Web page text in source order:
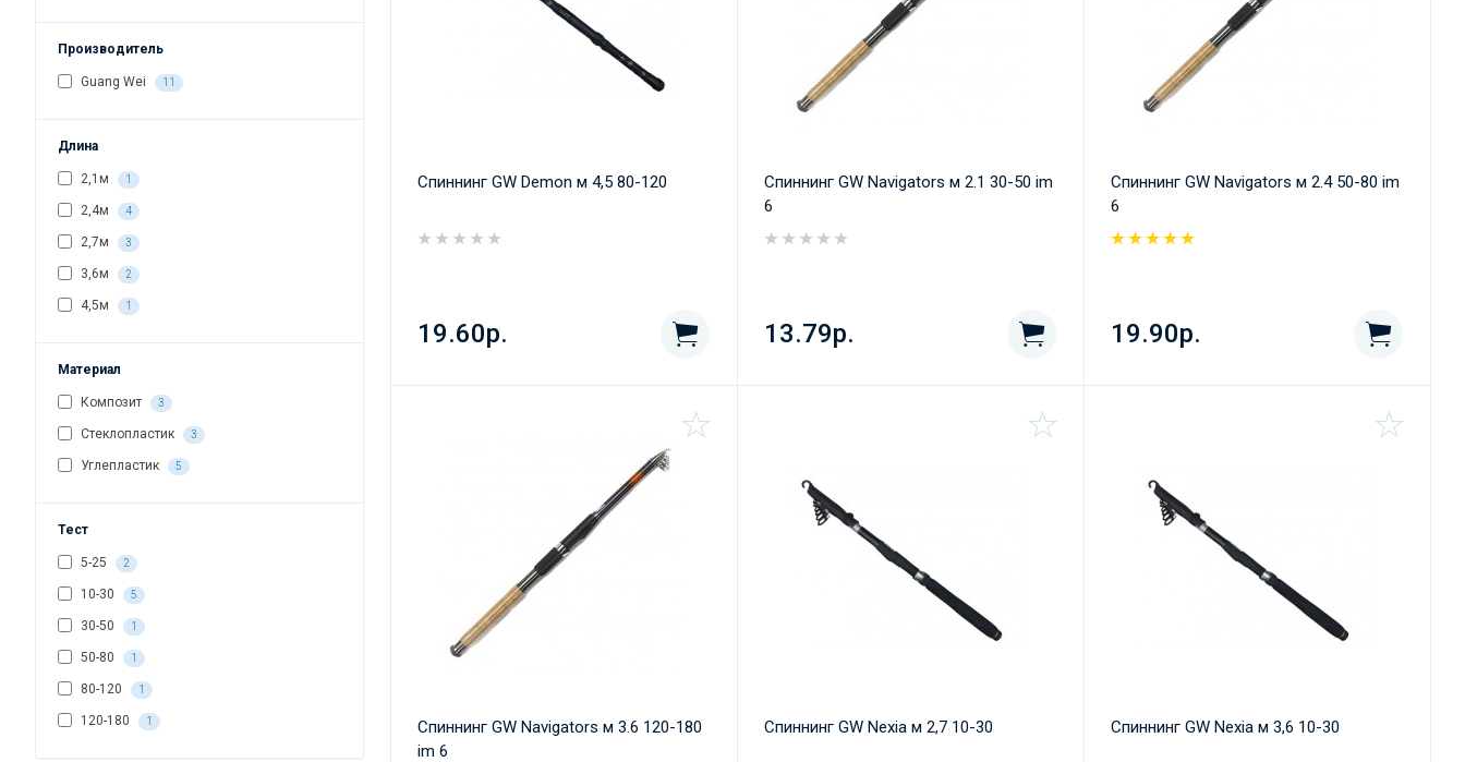
Производитель
Guang Wei 11
Длина
2,1м 1
2,4м 4
2,7м 3
3,6м 2
4,5м 1
Материал
Композит 3
Стеклопластик 3
Углепластик 5
Тест
5-25 2
10-30 5
30-50 1
50-80 1
80-120 1
120-180 1
Спиннинг GW Demon м 4,5 80-120
19.60р.
Спиннинг GW Navigators м 2.1 30-50 im
6
13.79р.
Спиннинг GW Navigators м 2.4 50-80 im
6
19.90р.
Спиннинг GW Navigators м 3.6 120-180
im 6
Спиннинг GW Nexia м 2,7 10-30 Спиннинг GW Nexia м 3,6 10-30